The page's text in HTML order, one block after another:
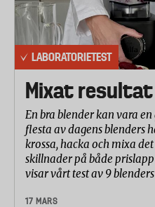
LABORATORIETEST
Mixat
En bra blender kan vara
flesta av dagens blenders
krossa, hacka och mixa
skillnader på både
visar vårt test av 9
17 MARS